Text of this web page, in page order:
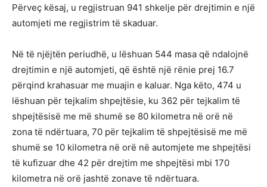
Përveç kësaj, u regjistruan 941 shkelje për drejtimin e një
automjeti me regjistrim të skaduar.
Në të njëjtën periudhë, u lëshuan 544 masa që ndalojnë
drejtimin e një automjeti, që është një rënie prej 16.7
përqind krahasuar me muajin e kaluar. Nga këto, 474 u
lëshuan për tejkalim shpejtësie, ku 362 për tejkalim të
shpejtësisë me më shumë se 80 kilometra në orë në
zona të ndërtuara, 70 për tejkalim të shpejtësisë me më
shumë se 10 kilometra në orë në automjete me shpejtësi
të kufizuar dhe 42 për drejtim me shpejtësi mbi 170
kilometra në orë jashtë zonave të ndërtuara.